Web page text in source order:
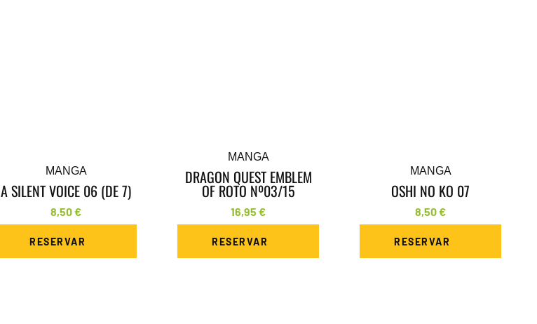
MANGA
A SILENT VOICE 06 (DE 7)
8,50€
RESERVAR
MANGA
DRAGON QUEST EMBLEM
OF ROTO Nº03/15
16,95 €
RESERVAR
MANGA
OSHI NO KO 07
8,50€
RESERVAR